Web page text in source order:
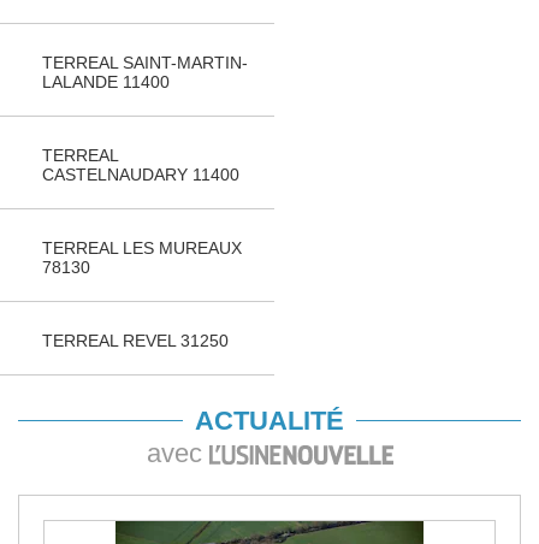
TERREAL SAINT-MARTIN-
LALANDE 11400
TERREAL
CASTELNAUDARY 11400
TERREAL LES MUREAUX
78130
TERREAL REVEL 31250
ACTUALITÉ
avec